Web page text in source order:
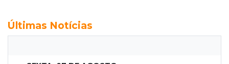
Últimas Notícias